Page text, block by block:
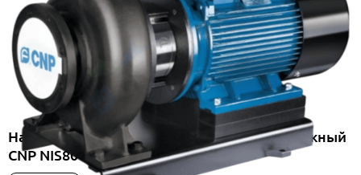
Насос консольно-моноблочный центробежный
CNP NIS80-50-315/37SWH